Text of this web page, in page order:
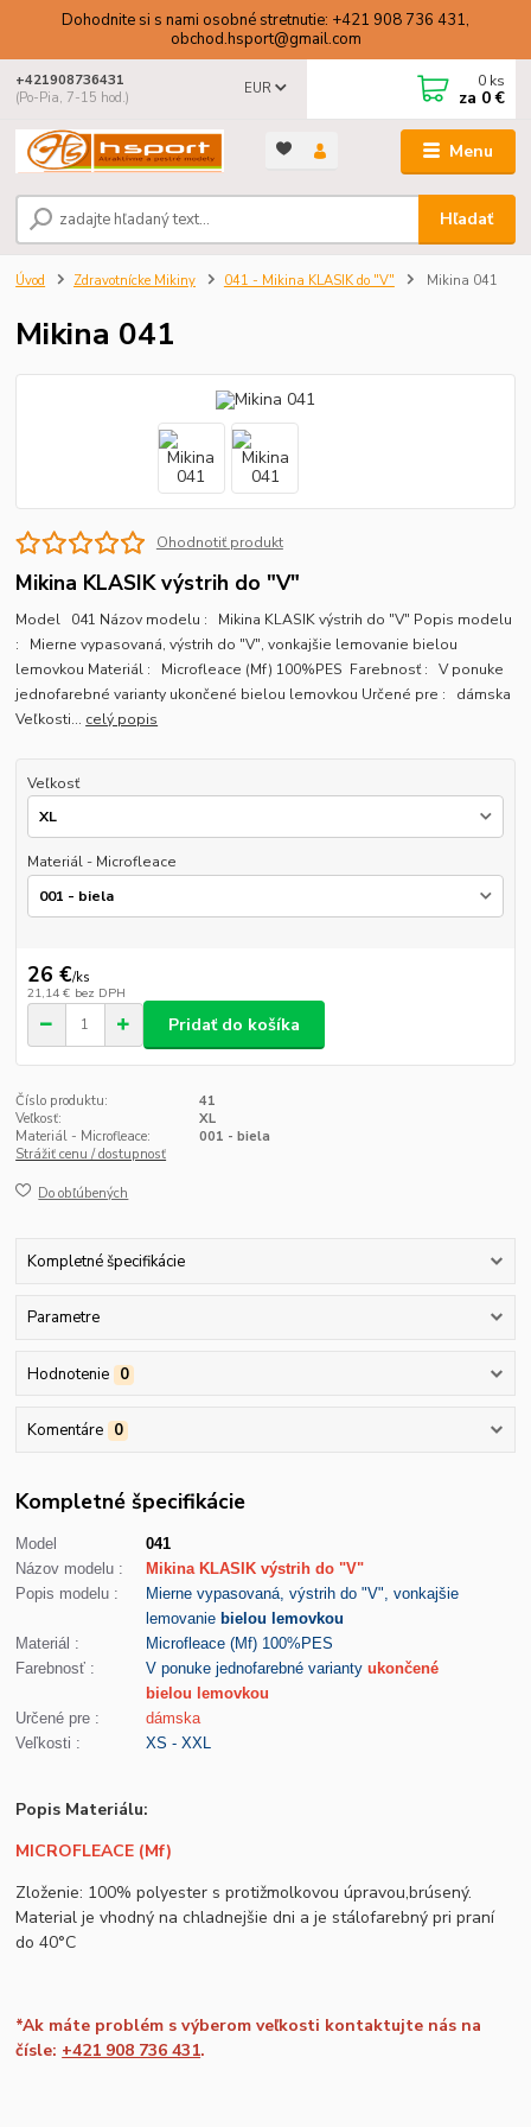
Dohodnite si s nami osobné stretnutie: +421 908 736 431,
obchod.hsport@gmail.com
Menu
EUR
Hľadať
+421908736431
(Po-Pia, 7-15 hod.)
0 ks
za 0 €
Úvod Zdravotnícke Mikiny 041 - Mikina KLASIK do "V" Mikina 041
Mikina 041
Ohodnotiť produkt
Mikina KLASIK výstrih do "V"
Model 041 Názov modelu : Mikina KLASIK výstrih do "V" Popis modelu
: Mierne vypasovaná, výstrih do "V", vonkajšie lemovanie bielou
lemovkou Materiál : Microfleace (Mf) 100%PES Farebnosť : V ponuke
jednofarebné varianty ukončené bielou lemovkou Určené pre : dámska
Veľkosti... celý popis
Veľkosť
Materiál - Microfleace
26 €/ks
21,14 € bez DPH
Pridať do košíka
Číslo produktu:
41
Veľkosť:
XL
Materiál - Microfleace:
001 - biela
Strážiť cenu / dostupnosť
Do obľúbených
Kompletné špecifikácie
Parametre
Hodnotenie 0
Komentáre 0
Kompletné špecifikácie
Model
041
Názov modelu :
Mikina KLASIK výstrih do "V"
Popis modelu :
Mierne vypasovaná, výstrih do "V", vonkajšie
lemovanie bielou lemovkou
Materiál :
Microfleace (Mf) 100%PES
Farebnosť :
V ponuke jednofarebné variantyukončené
bielou lemovkou
Určené pre :
dámska
Veľkosti :
XS - XXL
Popis Materiálu:
MICROFLEACE (Mf)
Zloženie: 100% polyester s protižmolkovou úpravou,brúsený.
Material je vhodný na chladnejšie dni a je stálofarebný pri praní
do 40°C
*Ak máte problém s výberom veľkosti kontaktujte nás na
čísle: +421 908 736 431.